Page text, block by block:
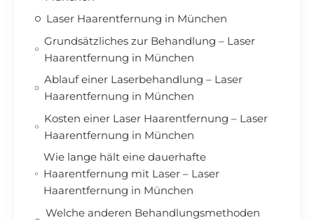
Laser Haarentfernung in München
Grundsätzliches zur Behandlung – Laser
Haarentfernung in München
Ablauf einer Laserbehandlung – Laser
Haarentfernung in München
Kosten einer Laser Haarentfernung – Laser
Haarentfernung in München
Wie lange hält eine dauerhafte
Haarentfernung mit Laser – Laser
Haarentfernung in München
Welche anderen Behandlungsmethoden